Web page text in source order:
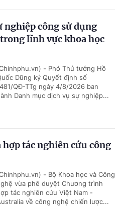
nghiệp công sử dụng
lĩnh vực khoa học
- Phó Thủ tướng Hồ
Dũng ký Quyết định số
QĐ-TTg ngày 4/8/2026 ban
Danh mục dịch vụ sự nghiệp...
tác nghiên cứu công
- Bộ Khoa học và Công
vừa phê duyệt Chương trình
tác nghiên cứu Việt Nam -
về công nghệ chiến lược...